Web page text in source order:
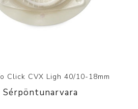
Click CVX Ligh 40/10-18mm
Sérpöntunarvara